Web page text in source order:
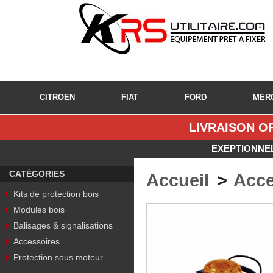
CITROEN FIAT FORD
LIVRAISON
CATÉGORIES
Kits de protection bois
Modules bois
Balisages & signalisations
Accessoires
Protection sous moteur
Accueil >